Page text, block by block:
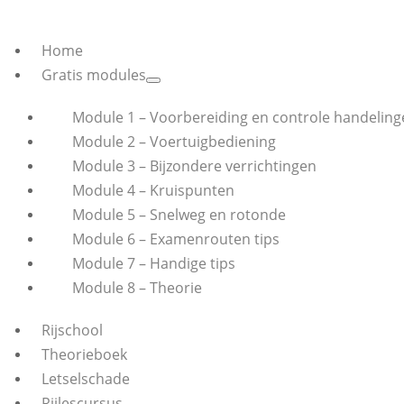
Home
Gratis modules
Module 1 – Voorbereiding en controle
Module 2 – Voertuigbediening
Module 3 – Bijzondere verrichtingen
Module 4 – Kruispunten
Module 5 – Snelweg en rotonde
Module 6 – Examenrouten tips
Module 7 – Handige tips
Module 8 – Theorie
Rijschool
Theorieboek
Letselschade